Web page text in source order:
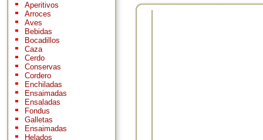
Aperitivos
Arroces
Aves
Bebidas
Bocadillos
Caza
Cerdo
Conservas
Cordero
Enchiladas
Ensaimadas
Ensaladas
Fondus
Galletas
Ensaimadas
Helados